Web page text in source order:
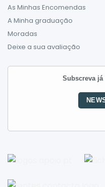
As Minhas Encomendas
A Minha graduação
Moradas
Deixe a sua avaliação
Subscreva já